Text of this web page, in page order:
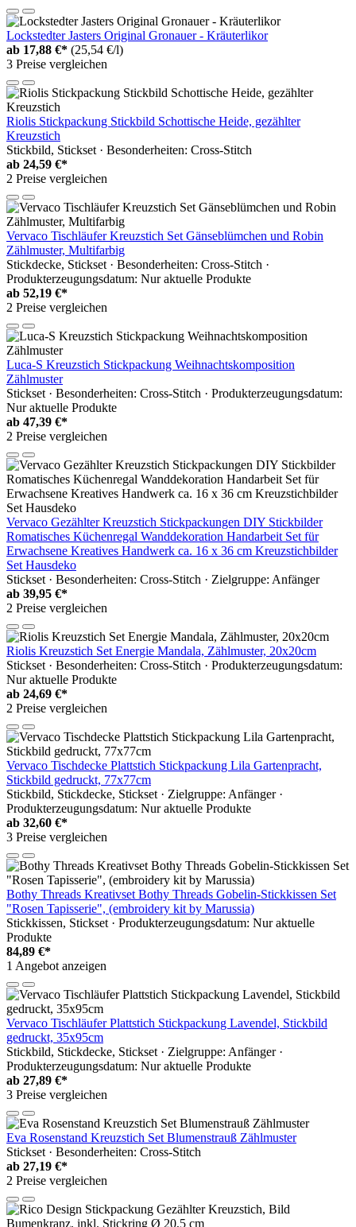
Lockstedter Jasters Original Gronauer - Kräuterlikor
ab 17,88 €* (25,54 €/l)
3 Preise vergleichen
Riolis Stickpackung Stickbild Schottische Heide, gezählter
Kreuzstich
Stickbild, Stickset · Besonderheiten: Cross-Stitch
ab 24,59 €*
2 Preise vergleichen
Vervaco Tischläufer Kreuzstich Set Gänseblümchen und Robin
Zählmuster, Multifarbig
Stickdecke, Stickset · Besonderheiten: Cross-Stitch ·
Produkterzeugungsdatum: Nur aktuelle Produkte
ab 52,19 €*
2 Preise vergleichen
Luca-S Kreuzstich Stickpackung Weihnachtskomposition
Zählmuster
Stickset · Besonderheiten: Cross-Stitch · Produkterzeugungsdatum:
Nur aktuelle Produkte
ab 47,39 €*
2 Preise vergleichen
Vervaco Gezählter Kreuzstich Stickpackungen DIY Stickbilder
Romatisches Küchenregal Wanddekoration Handarbeit Set für
Erwachsene Kreatives Handwerk ca. 16 x 36 cm Kreuzstichbilder
Set Hausdeko
Stickset · Besonderheiten: Cross-Stitch · Zielgruppe: Anfänger
ab 39,95 €*
2 Preise vergleichen
Riolis Kreuzstich Set Energie Mandala, Zählmuster, 20x20cm
Stickset · Besonderheiten: Cross-Stitch · Produkterzeugungsdatum:
Nur aktuelle Produkte
ab 24,69 €*
2 Preise vergleichen
Vervaco Tischdecke Plattstich Stickpackung Lila Gartenpracht,
Stickbild gedruckt, 77x77cm
Stickbild, Stickdecke, Stickset · Zielgruppe: Anfänger ·
Produkterzeugungsdatum: Nur aktuelle Produkte
ab 32,60 €*
3 Preise vergleichen
Bothy Threads Kreativset Bothy Threads Gobelin-Stickkissen Set
"Rosen Tapisserie", (embroidery kit by Marussia)
Stickkissen, Stickset · Produkterzeugungsdatum: Nur aktuelle
Produkte
84,89 €*
1 Angebot anzeigen
Vervaco Tischläufer Plattstich Stickpackung Lavendel, Stickbild
gedruckt, 35x95cm
Stickbild, Stickdecke, Stickset · Zielgruppe: Anfänger ·
Produkterzeugungsdatum: Nur aktuelle Produkte
ab 27,89 €*
3 Preise vergleichen
Eva Rosenstand Kreuzstich Set Blumenstrauß Zählmuster
Stickset · Besonderheiten: Cross-Stitch
ab 27,19 €*
2 Preise vergleichen